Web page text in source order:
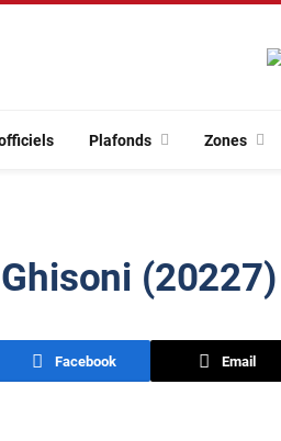
Plafonds Zones
(20227)
Facebook Email